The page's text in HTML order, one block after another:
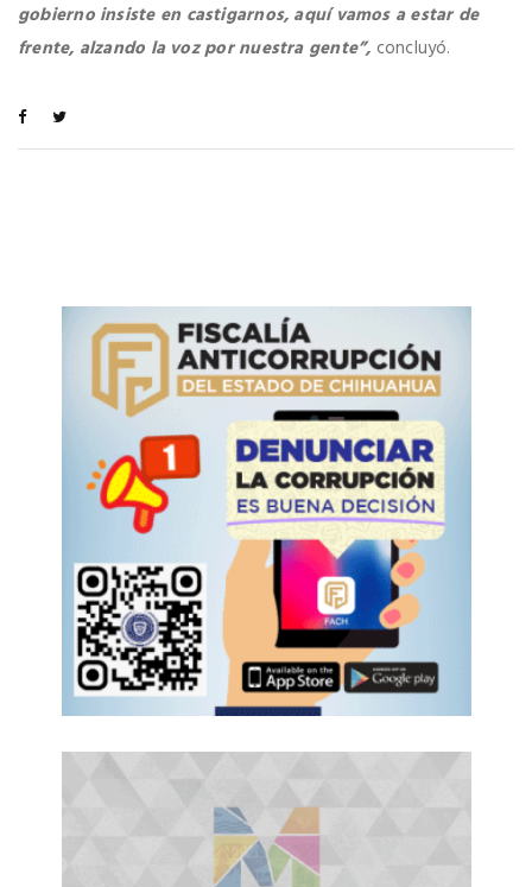
gobierno insiste en castigarnos, aquí vamos a estar de
frente, alzando la voz por nuestra gente”, concluyó.